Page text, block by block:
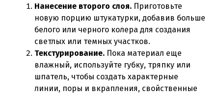
Нанесение второго слоя. Приготовьте
новую порцию штукатурки, добавив больше
белого или черного колера для создания
светлых или темных участков.
Текстурирование. Пока материал еще
влажный, используйте губку, тряпку или
шпатель, чтобы создать характерные
линии, поры и вкрапления, свойственные